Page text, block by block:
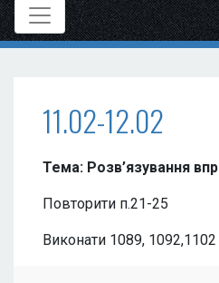
11.02-12.02
Тема: Розв’язування
Повторити п.21-25
Виконати 1089, 1092,1102